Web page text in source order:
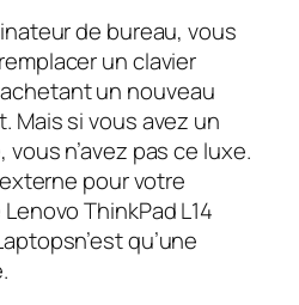
de bureau, vous
un clavier
un nouveau
Mais si vous avez un
n’avez pas ce luxe.
externe pour votre
ThinkPad L14
qu’une